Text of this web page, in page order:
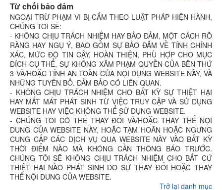
Từ chối bảo đảm
NGOẠI TRỪ PHẠM VI BỊ CẤM THEO LUẬT PHÁP HIỆN HÀNH,
CHÚNG TÔI SẼ:
- KHÔNG CHỊU TRÁCH NHIỆM HAY BẢO ĐẢM, MỘT CÁCH RÕ
RÀNG HAY NGỤ Ý, BAO GỒM SỰ BẢO ĐẢM VỀ TÍNH CHÍNH
XÁC, MỨC ĐỘ TIN CẬY, HOÀN THIỆN, PHÙ HỢP CHO MỤC
ĐÍCH CỤ THỂ, SỰ KHÔNG XÂM PHẠM QUYỀN CỦA BÊN THỨ
3 VÀ/HOẶC TÍNH AN TOÀN CỦA NỘI DỤNG WEBSITE NÀY, VÀ
NHỮNG TUYÊN BỐ, ĐẢM BẢO CÓ LIÊN QUAN.
- KHÔNG CHỊU TRÁCH NHIỆM CHO BẤT KỲ SỰ THIỆT HẠI
HAY MẤT MÁT PHÁT SINH TỪ VIỆC TRUY CẬP VÀ SỬ DỤNG
WEBSITE HAY VIỆC KHÔNG THỂ SỬ DỤNG WEBSITE.
- CHÚNG TÔI CÓ THỂ THAY ĐỔI VÀ/HOẶC THAY THẾ NỘI
DUNG CỦA WEBSITE NÀY, HOẶC TẠM HOÃN HOẶC NGƯNG
CUNG CẤP CÁC DỊCH VỤ QUA WEBSITE NÀY VÀO BẤT KỲ
THỜI ĐIỂM NÀO MÀ KHÔNG CẦN THÔNG BÁO TRƯỚC.
CHÚNG TÔI SẼ KHÔNG CHỊU TRÁCH NHIỆM CHO BẤT CỨ
THIỆT HẠI NÀO PHÁT SINH DO SỰ THAY ĐỔI HOẶC THAY
THẾ NỘI DUNG CỦA WEBSITE.
Trở lại danh mục